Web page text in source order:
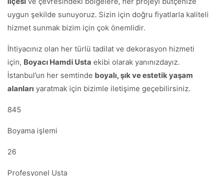
uygun şekilde sunuyoruz. Sizin için doğru fiyatlarla kaliteli
hizmet sunmak bizim için çok önemlidir.
İhtiyacınız olan her türlü tadilat ve dekorasyon hizmeti
için, Boyacı Hamdi Usta ekibi olarak yanınızdayız.
İstanbul’un her semtinde boyalı, şık ve estetik yaşam
alanları yaratmak için bizimle iletişime geçebilirsiniz.
845
Boyama işlemi
26
Profesyonel Usta